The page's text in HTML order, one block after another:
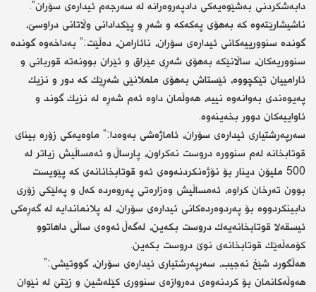
دابەشكردنی بەشێوەیەكی دادپەروەرانە لە سەرجەم ئیدارەی سۆران”.
ناشیشارێتەوە كە بەهۆی پەكەكە و شەڕ و پێكدادانی وڵاتانی دراوسێ،
گوندە سنوورییەكانی ئیدارەی سۆران، نائارامن، دەڵێت:” بەداخەوە گوندە
سنووریەكان، ساڵانێكە بەهۆی شەڕی عێراق و ئێران بوونەتە قوربانی و
ئارامییان تێكچووە، ئێستاش بەهۆی ململانێی شەڕێك كە دور و نزیك
پەیوەندی بەوانەوە نییە، هەوڵمان داوە ئەم شەڕە لە نزیك گوند و
ئاواییەكان دوور بخەینەوە.
سەرپەرشتیاری ئیدارەی سۆران، ئاماژەشی بەوەدا:” ماوەیەكی زۆرە بینای
قوتابخانە لەم سنوورە دروست نەكراون، پارساڵ و ئەمساڵیش زیاتر لە
500 ملیۆن دینار بۆ نۆژەنكردنەوەی ئەو قوتابخانانەی كە پێویست
بوون تەرخان كراوە، ئەمساڵیش وەزارەتی پەروەردە كەل و پەلێكی زۆری
دابینكردووە بۆ پەردوەردەكانی ئیدارەی سۆران، لە پلانماندایە لە گەڕەكی
ئیسقەلا قوتابخانەیەك دروست بكەین، لەگەڵ ئەوەی ساڵی داهاتوو
كۆمەڵەێك قوتابخانەی نوێ دروست بكەین.
هەڵگورد شێخ نەجیب، سەرپەرشتیاری ئیدارەی سۆران، گووتیشی:”
هەوڵەكانمان بۆ كردنەوەی دەروازەی سنووری كێلەشین و زێتێ لە نێوان